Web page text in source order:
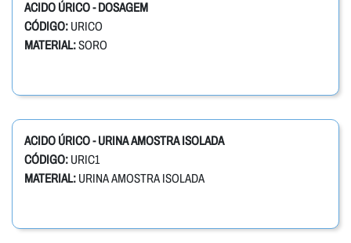
ACIDO ÚRICO - DOSAGEM
CÓDIGO: URICO
MATERIAL:SORO
ACIDO ÚRICO - URINA AMOSTRA ISOLADA
CÓDIGO: URIC1
MATERIAL: URINA AMOSTRA ISOLADA